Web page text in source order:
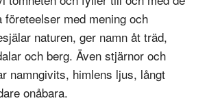
företeelser med mening och
naturen, ger namn åt träd,
och berg. Även stjärnor och
namngivits, himlens ljus, långt
onåbara.